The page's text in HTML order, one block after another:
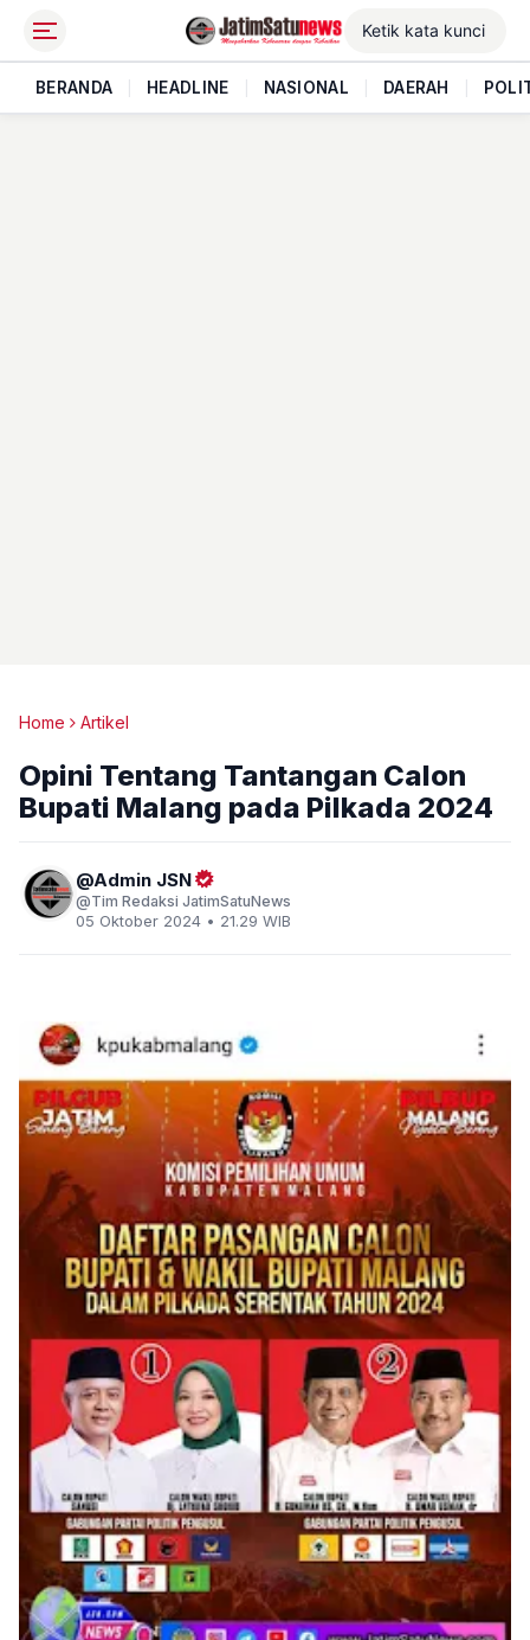
BERANDA HEADLINE NASIONAL DAERAH
Home Artikel
Opini Tentang Tantangan Calon
Bupati Malang pada Pilkada 2024
Admin JSN
Tim Redaksi JatimSatuNews
05 Oktober 2024 • 21.29 WIB